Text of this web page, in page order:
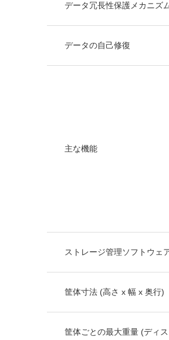
データ冗長性保護メカニズ
データの自己修復
主な機能
ストレージ管理ソフトウェ
筐体寸法 (高さ x 幅 x 奥行)
筐体ごとの最大重量 (ディ